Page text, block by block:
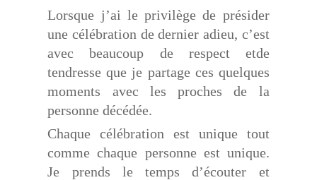
Lorsque j’ai le privilège de présider
une célébration de dernier adieu, c’est
avec beaucoup de respect etde
tendresse que je partage ces quelques
moments avec les proches de la
personne décédée.
Chaque célébration est unique tout
comme chaque personne est unique.
Je prends le temps d’écouter et